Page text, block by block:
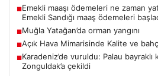
■Emekli maaşı ödemeleri ne zaman
Emekli Sandığı maaş ödemeleri
■Muğla Yatağan’da orman yangını
■Açık Hava Mimarisinde Kalite ve
■Karadeniz’de vuruldu: Palau
Zonguldak’a çekildi